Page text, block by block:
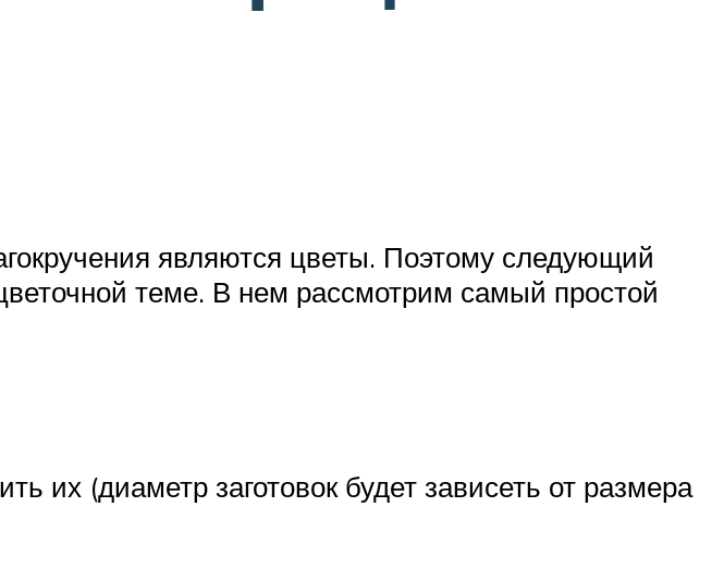
являются цветы. Поэтому следующий
теме. В нем рассмотрим самый простой
их (диаметр заготовок будет зависеть от размера